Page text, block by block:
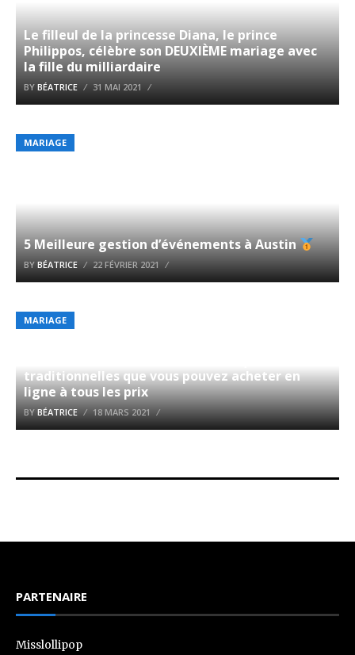
Le filleul de la princesse Diana, le prince
Philippos, célèbre son DEUXIÈME mariage avec
la fille du milliardaire
BY BÉATRICE 31 MAI 2021
MARIAGE
5 Meilleure gestion d’événements à Austin
BY BÉATRICE 22 FÉVRIER 2021
MARIAGE
traditionnelles que vous pouvez acheter en
ligne à tous les prix
BY BÉATRICE 18 MARS 2021
PARTENAIRE
Misslollipop